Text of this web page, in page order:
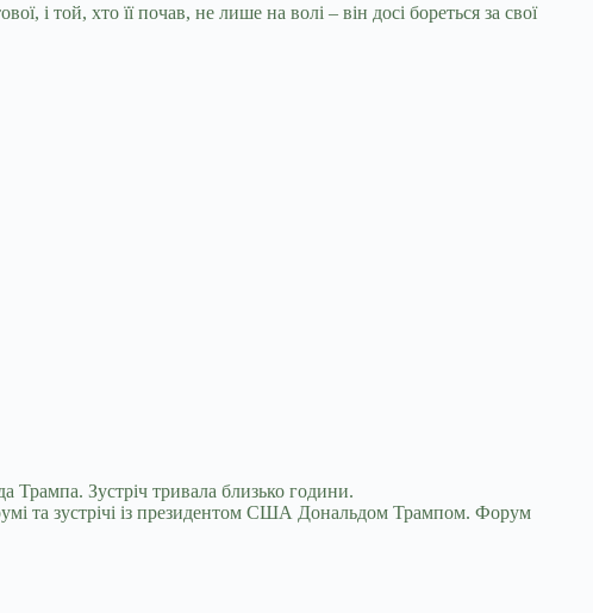
і той, хто її почав, не лише на волі – він досі бореться за свої
Трампа. Зустріч тривала близько години.
та зустрічі із президентом США Дональдом Трампом. Форум